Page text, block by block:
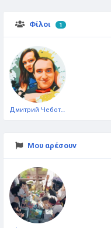
Φίλοι 1
Μου αρέσουν